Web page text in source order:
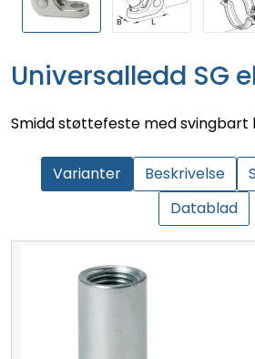
Universalledd SG
Smidd støttefeste med svingbart
Varianter Beskrivelse
Datablad